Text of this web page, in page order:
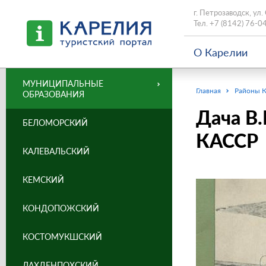
г. Петрозаводск,
Тел. +7 (8142) 76-
О Карелии
Главная Районы
Дача
КАССР
МУНИЦИПАЛЬНЫЕ
ОБРАЗОВАНИЯ
БЕЛОМОРСКИЙ
КАЛЕВАЛЬСКИЙ
КЕМСКИЙ
КОНДОПОЖСКИЙ
КОСТОМУКШСКИЙ